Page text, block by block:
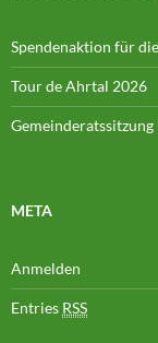
Spendenaktion für
Tour de Ahrtal 2026
Gemeinderatssitzung
META
Anmelden
Entries RSS